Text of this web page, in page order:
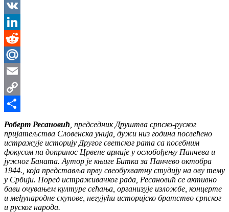
Messenger
VK
LinkedIn
Reddit
Mail.Ru
Email
Copy
Link
Share
Роберт Ресановић , председник Друштва српско-руског
пријатељства Словенска унија, дужи низ година посвећено
истражује историју Другог светског рата са посебним
фокусом на допринос Црвене армије у ослобођењу Панчева и
јужног Баната. Аутор је књиге Битка за Панчево октобра
1944., која представља прву свеобухватну студију на ову тему
у Србији. Поред истраживачког рада, Ресановић се активно
бави очувањем културе сећања, организује изложбе, концерте
и међународне скупове, негујући историјско братство српског
и руског народа.